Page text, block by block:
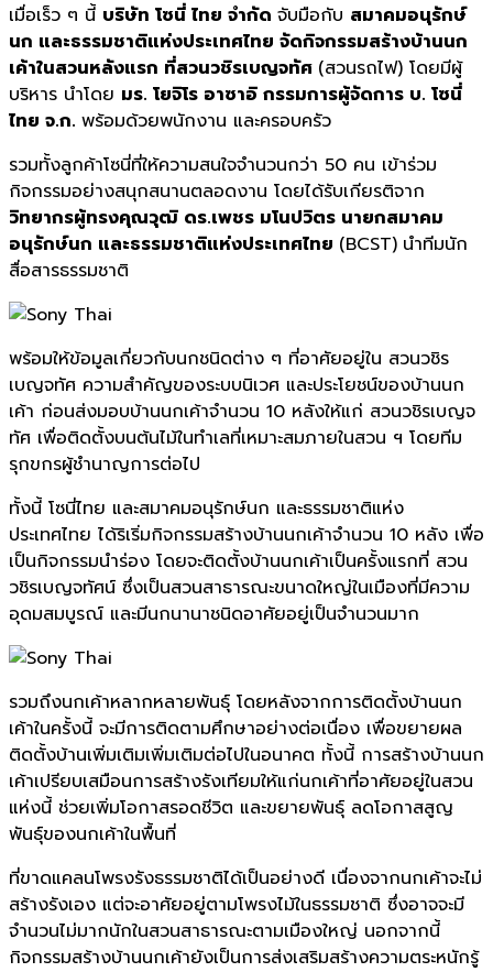
เมื่อเร็ว ๆ นี้ บริษัท โซนี่ ไทย จำกัด จับมือกับ สมาคมอนุรักษ์
นก และธรรมชาติแห่งประเทศไทย จัดกิจกรรมสร้างบ้านนก
เค้าในสวนหลังแรก ที่สวนวชิรเบญจทัศ (สวนรถไฟ) โดยมีผู้
บริหาร นำโดย มร. โยจิโร อาซาอิ กรรมการผู้จัดการ บ. โซนี่
ไทย จ.ก. พร้อมด้วยพนักงาน และครอบครัว
รวมทั้งลูกค้าโซนี่ที่ให้ความสนใจจำนวนกว่า 50 คน เข้าร่วม
กิจกรรมอย่างสนุกสนานตลอดงาน โดยได้รับเกียรติจาก
วิทยากรผู้ทรงคุณวุฒิ ดร.เพชร มโนปวิตร นายกสมาคม
อนุรักษ์นก และธรรมชาติแห่งประเทศไทย (BCST) นำทีมนัก
สื่อสารธรรมชาติ
พร้อมให้ข้อมูลเกี่ยวกับนกชนิดต่าง ๆ ที่อาศัยอยู่ใน สวนวชิร
เบญจทัศ ความสำคัญของระบบนิเวศ และประโยชน์ของบ้านนก
เค้า ก่อนส่งมอบบ้านนกเค้าจำนวน 10 หลังให้แก่ สวนวชิรเบญจ
ทัศ เพื่อติดตั้งบนต้นไม้ในทำเลที่เหมาะสมภายในสวน ฯ โดยทีม
รุกขกรผู้ชำนาญการต่อไป
ทั้งนี้ โซนี่ไทย และสมาคมอนุรักษ์นก และธรรมชาติแห่ง
ประเทศไทย ได้ริเริ่มกิจกรรมสร้างบ้านนกเค้าจำนวน 10 หลัง เพื่อ
เป็นกิจกรรมนำร่อง โดยจะติดตั้งบ้านนกเค้าเป็นครั้งแรกที่ สวน
วชิรเบญจทัศน์ ซึ่งเป็นสวนสาธารณะขนาดใหญ่ในเมืองที่มีความ
อุดมสมบูรณ์ และมีนกนานาชนิดอาศัยอยู่เป็นจำนวนมาก
รวมถึงนกเค้าหลากหลายพันธุ์ โดยหลังจากการติดตั้งบ้านนก
เค้าในครั้งนี้ จะมีการติดตามศึกษาอย่างต่อเนื่อง เพื่อขยายผล
ติดตั้งบ้านเพิ่มเติมเพิ่มเติมต่อไปในอนาคต ทั้งนี้ การสร้างบ้านนก
เค้าเปรียบเสมือนการสร้างรังเทียมให้แก่นกเค้าที่อาศัยอยู่ในสวน
แห่งนี้ ช่วยเพิ่มโอกาสรอดชีวิต และขยายพันธุ์ ลดโอกาสสูญ
พันธุ์ของนกเค้าในพื้นที่
ที่ขาดแคลนโพรงรังธรรมชาติได้เป็นอย่างดี เนื่องจากนกเค้าจะไม่
สร้างรังเอง แต่จะอาศัยอยู่ตามโพรงไม้ในธรรมชาติ ซึ่งอาจจะมี
จำนวนไม่มากนักในสวนสาธารณะตามเมืองใหญ่ นอกจากนี้
กิจกรรมสร้างบ้านนกเค้ายังเป็นการส่งเสริมสร้างความตระหนักรู้